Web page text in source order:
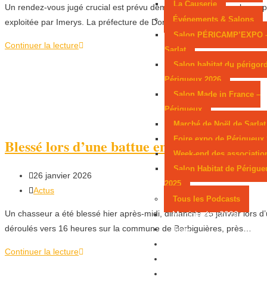
La Causerie
Événements & Salons
Salon PÉRICAMP’EXPO
Sarlat
Salon habitat du
Périgueux 2026
Salon Made in France –
Périgueux
Marché de Noël de Sarlat
Foire expo de Périgueux
Week-end des
Salon Habitat de
2025
Tous les Podcasts
Municipales 2026
Jeux
Un rendez-vous jugé crucial est prévu demain à Thiviers pour les
exploitée par Imerys. La préfecture de Dordogne doit y présenter…
Continuer la lecture
Blessé lors d’une battue en Sarladais
26 janvier 2026
Actus
Un chasseur a été blessé hier après-midi, dimanche 25 janvier lors
déroulés vers 16 heures sur la commune de Berbiguières, près…
Continuer la lecture